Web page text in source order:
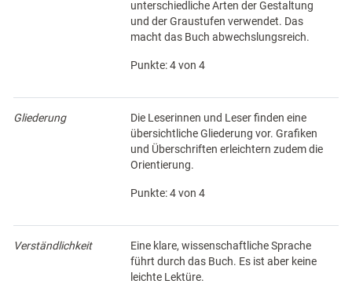
unterschiedliche Arten der Gestaltung
und der Graustufen verwendet. Das
macht das Buch abwechslungsreich.
Punkte: 4 von 4
Gliederung
Die Leserinnen und Leser finden eine
übersichtliche Gliederung vor. Grafiken
und Überschriften erleichtern zudem die
Orientierung.
Punkte: 4 von 4
Verständlichkeit
Eine klare, wissenschaftliche Sprache
führt durch das Buch. Es ist aber keine
leichte Lektüre.